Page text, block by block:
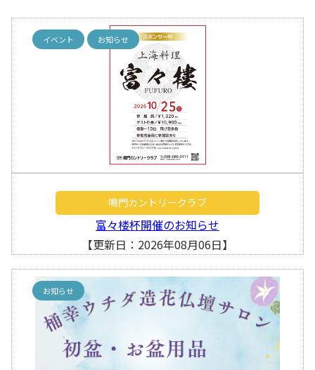
イベント お知らせ
鳴門カントリークラブ
富々楼杯開催のお知らせ
【更新日：2026年08月06日】
お知らせ